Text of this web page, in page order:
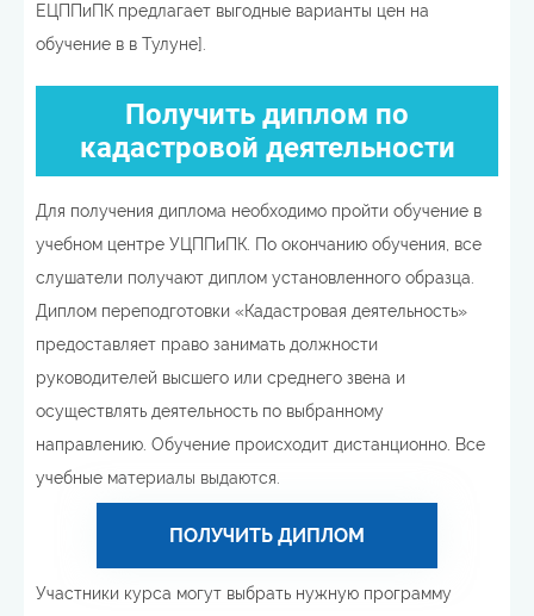
ЕЦППиПК предлагает выгодные варианты цен на
обучение в в Тулуне].
Получить диплом по
кадастровой деятельности
Для получения диплома необходимо пройти обучение в
учебном центре УЦППиПК. По окончанию обучения, все
слушатели получают диплом установленного образца.
Диплом переподготовки «Кадастровая деятельность»
предоставляет право занимать должности
руководителей высшего или среднего звена и
осуществлять деятельность по выбранному
направлению. Обучение происходит дистанционно. Все
учебные материалы выдаются.
ПОЛУЧИТЬ ДИПЛОМ
Участники курса могут выбрать нужную программу